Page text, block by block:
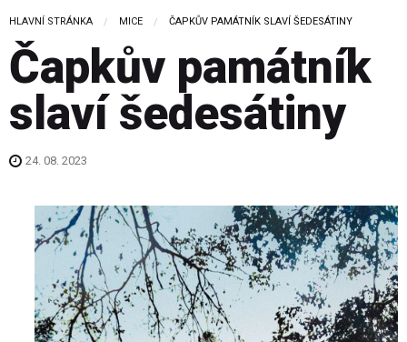
HLAVNÍ STRÁNKA MICE CURRENT:
ČAPKŮV PAMÁTNÍK SLAVÍ ŠEDESÁTINY
Čapkův památník
slaví šedesátiny
24. 08. 2023